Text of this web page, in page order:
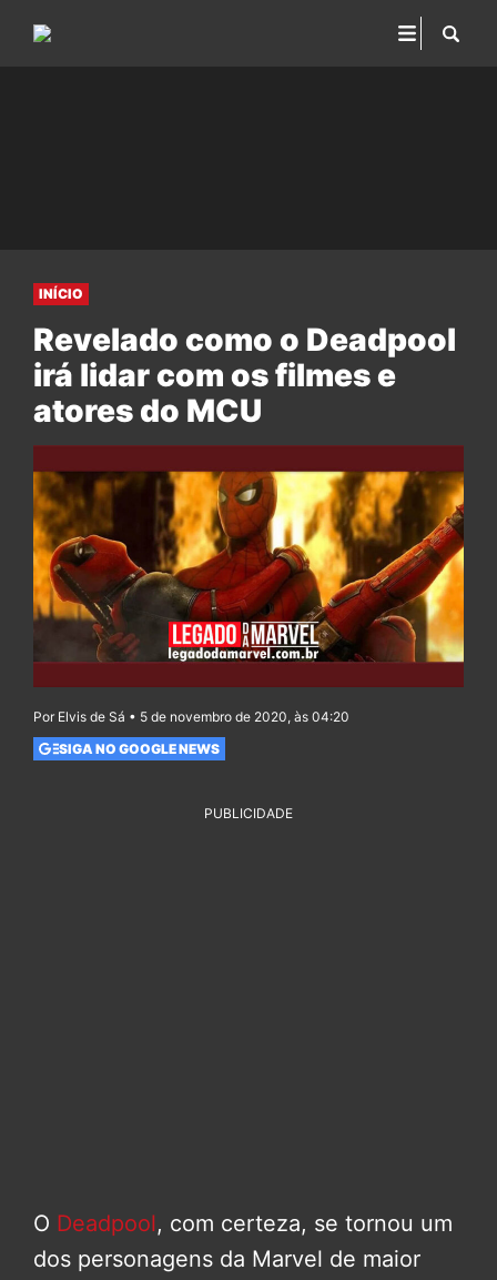
INÍCIO
Revelado como o Deadpool
irá lidar com os filmes e
atores do MCU
Por Elvis de Sá • 5 de novembro de 2020, às 04:20
SIGA NO GOOGLE NEWS
PUBLICIDADE
O Deadpool, com certeza, se tornou um
dos personagens da Marvel de maior